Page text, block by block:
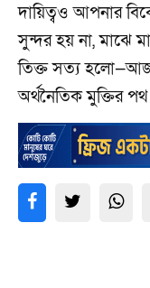
দায়িত্বও আপনার
সুন্দর হয় না, মাঝে
তিক্ত সত্য
অর্থনৈতিক মুক্তির পথ